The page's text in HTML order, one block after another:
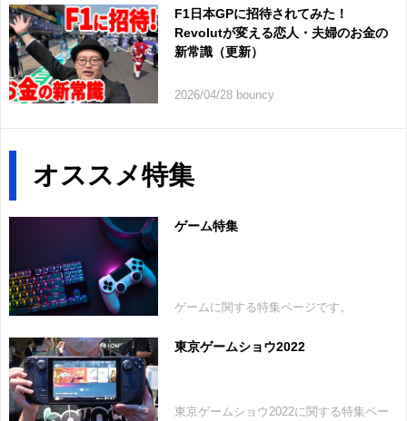
F1日本GPに招待されてみた！
Revolutが変える恋人・夫婦のお金の
新常識（更新）
2026/04/28 bouncy
オススメ特集
ゲーム特集
ゲームに関する特集ページです。
東京ゲームショウ2022
東京ゲームショウ2022に関する特集ペー